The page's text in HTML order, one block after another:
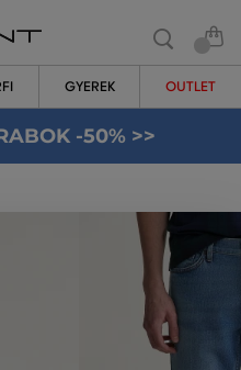
GYEREK OUTLET
-50% >>